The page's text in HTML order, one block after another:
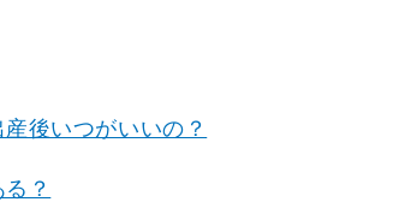
後いつがいいの？
？